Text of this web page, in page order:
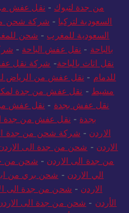
من جدة لتبوك - نقل عفش
السعودية لتركيا - شركة شحن
السعودية للمغرب - شحن
بالباحة - نقل عفش الباحة -
نقل اثاث بالباحة- شركة نقل
للدمام - نقل عفش من الرياض
مشيط - نقل عفش من جدة
نقل عفش بجدة - نقل عفش
بجدة - نقل عفش من جدة
الاردن - شركة شحن من جدة
الاردن - شحن من جدة الى
من جدة الى الاردن - شحن من
الي الاردن - شحن بري من
الاردن - شحن من جدة الى
الأردن - شحن من جدة الى